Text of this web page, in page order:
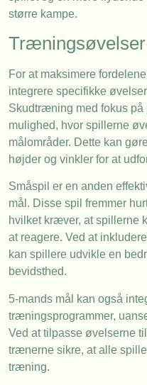
større kampe.
For at maksimere
integrere specifikke
Skudtræning med fokus
mulighed, hvor spillerne
målområder. Dette kan
højder og vinkler for at
Småspil er en anden
mål. Disse spil fremmer
hvilket kræver, at spillerne
at reagere. Ved at
kan spillere udvikle en
bevidsthed.
5-mands mål kan også
træningsprogrammer,
Ved at tilpasse øvelserne
trænerne sikre, at alle
træning.